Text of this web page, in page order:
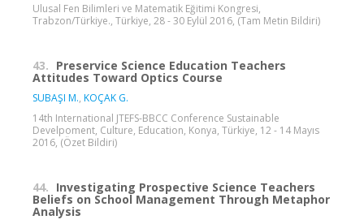
Ulusal Fen Bilimleri ve Matematik Eğitimi Kongresi,
Trabzon/Türkiye., Türkiye, 28 - 30 Eylül 2016, (Tam Metin Bildiri)
43. Preservice Science Education Teachers
Attitudes Toward Optics Course
SUBAŞI M., KOÇAK G.
14th International JTEFS-BBCC Conference Sustainable
Develpoment, Culture, Education, Konya, Türkiye, 12 - 14 Mayıs
2016, (Özet Bildiri)
44. Investigating Prospective Science Teachers
Beliefs on School Management Through Metaphor
Analysis